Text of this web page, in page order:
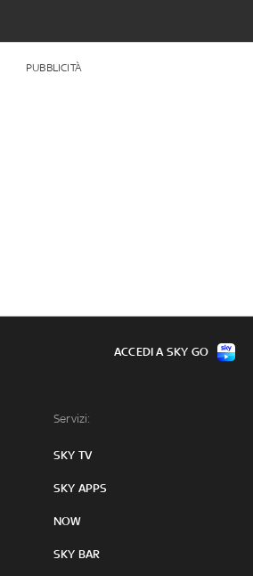
PUBBLICITÀ
Servizi:
SKY TV
SKY APPS
NOW
SKY BAR
ACCEDI A SKY GO